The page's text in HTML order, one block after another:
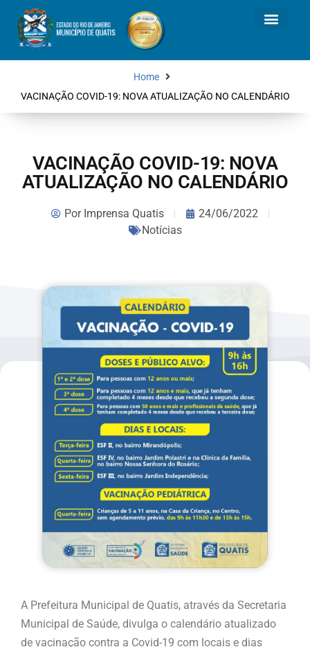
Home
VACINAÇÃO COVID-19: NOVA ATUALIZAÇÃO NO CALENDÁRIO
VACINAÇÃO COVID-19: NOVA
ATUALIZAÇÃO NO CALENDÁRIO
PorImprensa Quatis
24/06/2022
Notícias
A Prefeitura Municipal de Quatis, através da Secretaria
Municipal de Saúde, divulga o calendário atualizado
de vacinação contra a Covid-19 com locais e dias